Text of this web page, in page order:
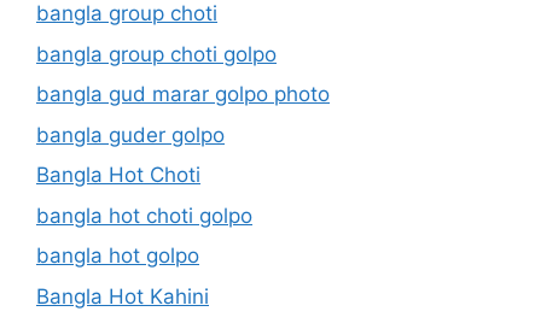
bangla group choti
bangla group choti golpo
bangla gud marar golpo photo
bangla guder golpo
Bangla Hot Choti
bangla hot choti golpo
bangla hot golpo
Bangla Hot Kahini